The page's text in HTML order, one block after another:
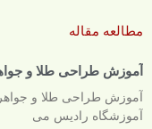
مطالعه مقاله
آموزش طراحی طلا و
آموزش طراحی طلا و
آموزشگاه رادیس می